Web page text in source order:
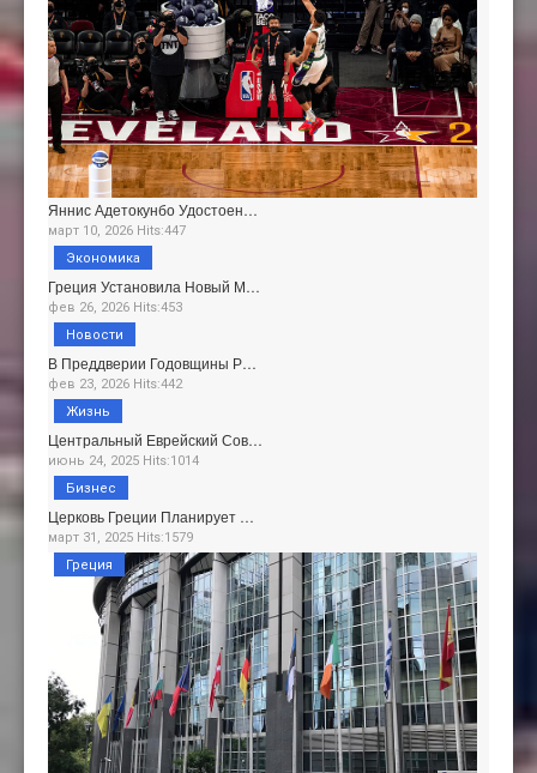
Яннис Адетокунбо Удостоен…
март 10, 2026 Hits:447
Греция Установила Новый М…
фев 26, 2026 Hits:453
Экономика
В Преддверии Годовщины Р…
фев 23, 2026 Hits:442
Новости
Центральный Еврейский Сов…
июнь 24, 2025 Hits:1014
Жизнь
Церковь Греции Планирует …
март 31, 2025 Hits:1579
Бизнес
Греция